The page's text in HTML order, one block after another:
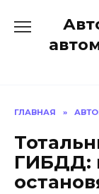
содержанию
ГЛАВНАЯ »
ГИБДД: